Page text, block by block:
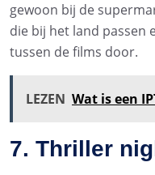
gewoon bij de
die bij het land passen
tussen de films door.
LEZEN Wat is een
7. Thriller